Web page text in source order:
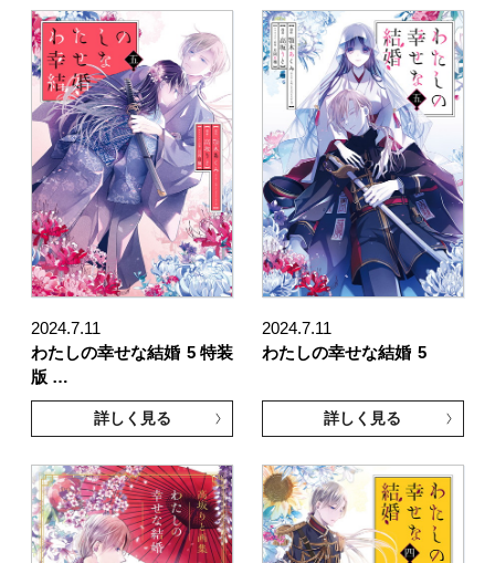
2024.7.11
わたしの幸せな結婚 5 特装
版 …
詳しく見る
2024.7.11
わたしの幸せな結婚 5
詳しく見る